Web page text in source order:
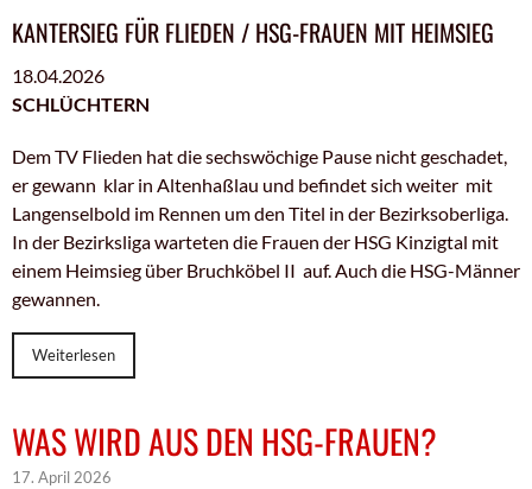
KANTERSIEG FÜR FLIEDEN / HSG-FRAUEN MIT HEIMSIEG
18.04.2026
SCHLÜCHTERN
Dem TV Flieden hat die sechswöchige Pause nicht geschadet,
er gewann klar in Altenhaßlau und befindet sich weiter mit
Langenselbold im Rennen um den Titel in der Bezirksoberliga.
In der Bezirksliga warteten die Frauen der HSG Kinzigtal mit
einem Heimsieg über Bruchköbel II auf. Auch die HSG-Männer
gewannen.
Weiterlesen
WAS WIRD AUS DEN HSG-FRAUEN?
17. April 2026